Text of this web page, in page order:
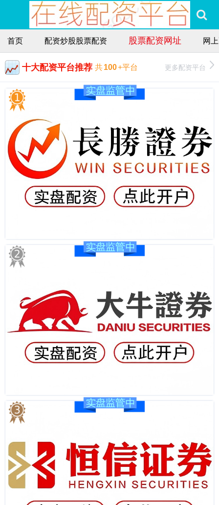
首页 配资炒股股票配资 股票配资网址 网
十大配资平台推荐 共100+平台 更多配资平台